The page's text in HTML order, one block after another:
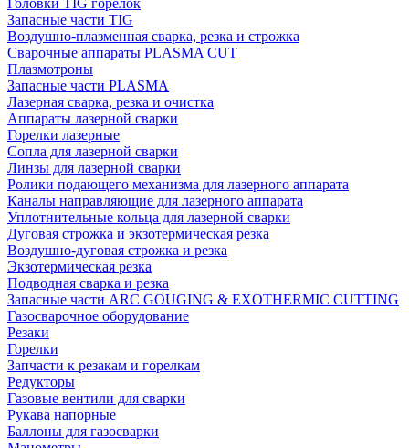
Головки TIG горелок
Запасные части TIG
Воздушно-плазменная сварка, резка и строжка
Сварочные аппараты PLASMA CUT
Плазмотроны
Запасные части PLASMA
Лазерная сварка, резка и очистка
Аппараты лазерной сварки
Горелки лазерные
Сопла для лазерной сварки
Линзы для лазерной сварки
Ролики подающего механизма для лазерного аппарата
Каналы направляющие для лазерного аппарата
Уплотнительные кольца для лазерной сварки
Дуговая строжка и экзотермическая резка
Воздушно-дуговая строжка и резка
Экзотермическая резка
Подводная сварка и резка
Запасные части ARC GOUGING & EXOTHERMIC CUTTING
Газосварочное оборудование
Резаки
Горелки
Запчасти к резакам и горелкам
Редукторы
Газовые вентили для сварки
Рукава напорные
Баллоны для газосварки